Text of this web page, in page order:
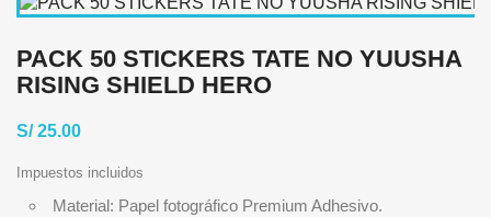
PACK 50 STICKERS TATE NO YUUSHA
RISING SHIELD HERO
S/ 25.00
Impuestos incluidos
Material: Papel fotográfico Premium Adhesivo.